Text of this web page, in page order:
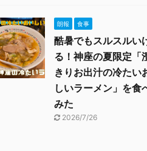
朗報 食事
酷暑でもスルスルい
る！神座の夏限定「
きりお出汁の冷たい
しいラーメン」を食
みた
2026/7/26